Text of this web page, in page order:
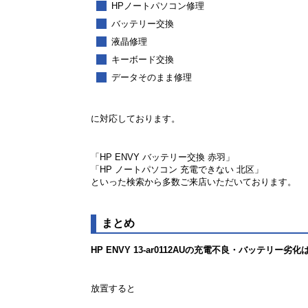
HPノートパソコン修理
バッテリー交換
液晶修理
キーボード交換
データそのまま修理
に対応しております。
「HP ENVY バッテリー交換 赤羽」
「HP ノートパソコン 充電できない 北区」
といった検索から多数ご来店いただいております。
まとめ
HP ENVY 13-ar0112AUの充電不良・バッテリー劣化
放置すると